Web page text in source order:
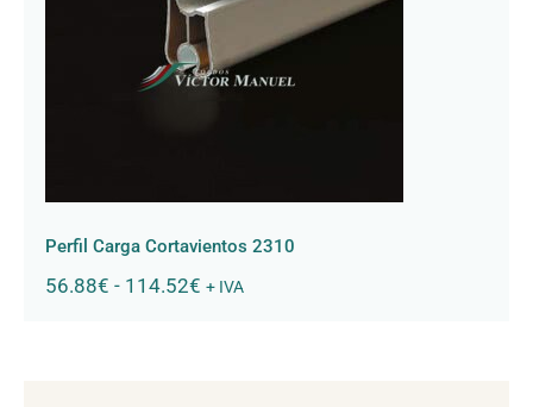
Perfil Carga Cortavientos 2310
Perfil Carga Cortavientos 2310
56.88€ - 114.52€Rango
+ IVA